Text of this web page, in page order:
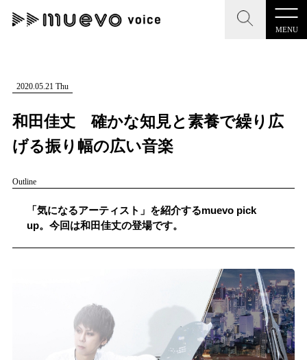
MENU
CLOSE
記事を検索する
人気ワード
#男性SSW #ポップス #女性SSW
#R&B/ソウル
CLOSE
"読者の声を形にする”音楽特化メディア
MENU
記事一覧
記事リクエスト
2020.05.21 Thu
和田佳丈 確かな知見と素養で繰り広
げる振り幅の広い音楽
Outline
「気になるアーティスト」を紹介するmuevo pick
up。今回は和田佳丈の登場です。